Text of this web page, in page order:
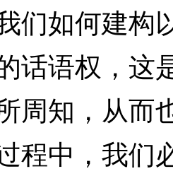
如何建构
话语权，这
周知，从而
程中，我们